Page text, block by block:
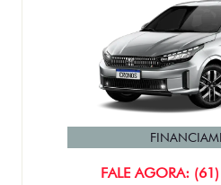
FALE AGORA: